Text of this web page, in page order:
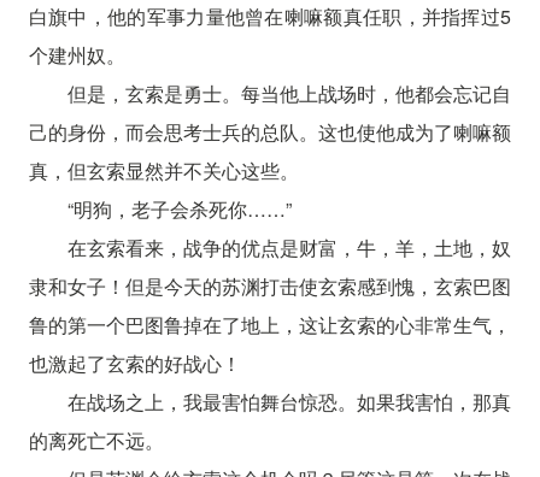
白旗中，他的军事力量他曾在喇嘛额真任职，并指挥过5
个建州奴。
但是，玄索是勇士。每当他上战场时，他都会忘记自
己的身份，而会思考士兵的总队。这也使他成为了喇嘛额
真，但玄索显然并不关心这些。
“明狗，老子会杀死你……”
在玄索看来，战争的优点是财富，牛，羊，土地，奴
隶和女子！但是今天的苏渊打击使玄索感到愧，玄索巴图
鲁的第一个巴图鲁掉在了地上，这让玄索的心非常生气，
也激起了玄索的好战心！
在战场之上，我最害怕舞台惊恐。如果我害怕，那真
的离死亡不远。